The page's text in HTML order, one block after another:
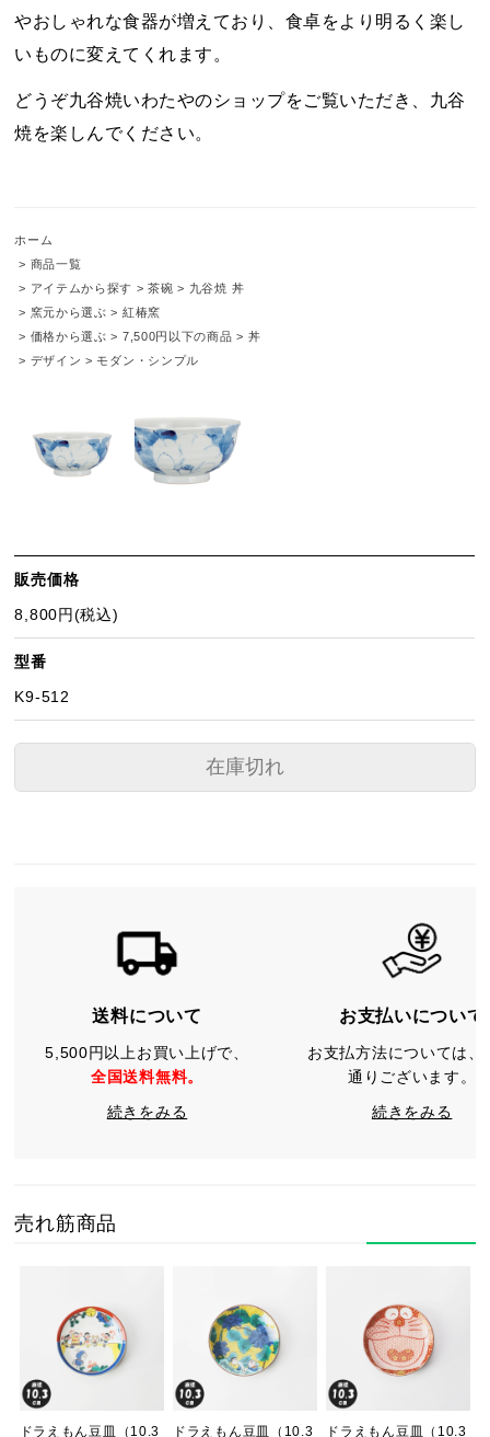
やおしゃれな食器が増えており、食卓をより明るく楽し
いものに変えてくれます。
どうぞ九谷焼いわたやのショップをご覧いただき、九谷
焼を楽しんでください。
ホーム
> 商品一覧
> アイテムから探す >茶碗 > 九谷焼 丼
> 窯元から選ぶ > 紅椿窯
> 価格から選ぶ > 7,500円以下の商品 > 丼
> デザイン >モダン・シンプル
販売価格
8,800円(税込)
型番
K9-512
在庫切れ
送料について
5,500円以上お買い上げで、
全国送料無料。
続きをみる
お支払いについて
お支払方法については、
通りございます。
続きをみる
売れ筋商品
ドラえもん豆皿（10.3
ドラえもん豆皿（10.3
ドラえもん豆皿（10.3